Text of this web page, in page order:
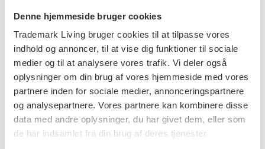
Denne hjemmeside bruger cookies
Trademark Living bruger cookies til at tilpasse vores
indhold og annoncer, til at vise dig funktioner til sociale
medier og til at analysere vores trafik. Vi deler også
oplysninger om din brug af vores hjemmeside med vores
partnere inden for sociale medier, annonceringspartnere
og analysepartnere. Vores partnere kan kombinere disse
data med andre oplysninger, du har givet dem, eller som
de har indsamlet fra din brug af deres tjenester
opbevaring. De bliver et aktivt element i indretningen og
skaber den rå fabriksstemning, som mange ønsker i både
private hjem og erhvervsmiljøer.
Metalskabe til opbevaring, der
gerne må kunne ses
Et gammelt metalskab behøver ikke gemmes væk i et